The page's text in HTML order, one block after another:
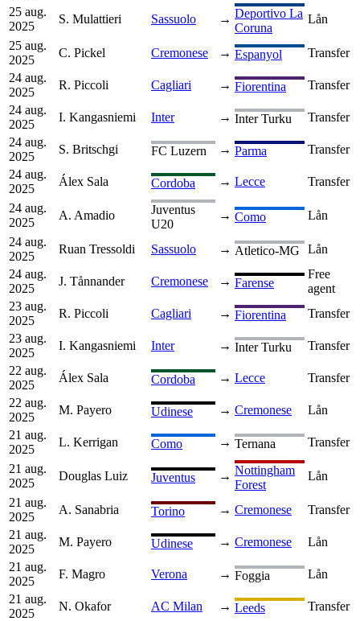
25 aug.
2025
S. Mulattieri Sassuolo → Deportivo La
Coruna
Lån
25 aug.
2025
C. Pickel Cremonese → Espanyol
Transfer
24 aug.
2025
R. Piccoli Cagliari → Fiorentina
Transfer
24 aug.
2025
I. Kangasniemi Inter → Inter Turku
Transfer
24 aug.
2025
S. Britschgi FC Luzern → Parma
Transfer
24 aug.
2025
Álex Sala Cordoba → Lecce
Transfer
24 aug.
2025
A. Amadio
Juventus
U20
→ Como
Lån
24 aug.
2025
Ruan Tressoldi Sassuolo → Atletico-MG
Lån
24 aug.
2025
J. Tånnander Cremonese → Farense
Free
agent
23 aug.
2025
R. Piccoli Cagliari → Fiorentina
Transfer
23 aug.
2025
I. Kangasniemi Inter → Inter Turku
Transfer
22 aug.
2025
Álex Sala Cordoba → Lecce
Transfer
22 aug.
2025
M. Payero Udinese → Cremonese
Lån
21 aug.
2025
L. Kerrigan Como → Ternana
Transfer
21 aug.
2025
Douglas Luiz Juventus → Nottingham
Forest
Lån
21 aug.
2025
A. Sanabria Torino → Cremonese
Transfer
21 aug.
2025
M. Payero Udinese → Cremonese
Lån
21 aug.
2025
F. Magro Verona → Foggia
Lån
21 aug.
2025
N. Okafor AC Milan → Leeds
Transfer